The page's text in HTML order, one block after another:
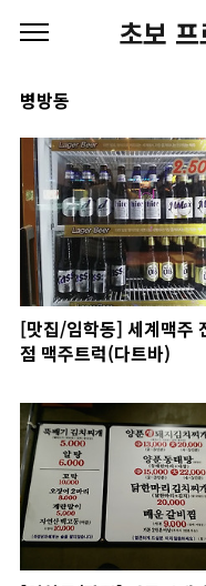
초보
병방동
[맛집/임학동] 세계맥주
점 맥주트럭(다트바)